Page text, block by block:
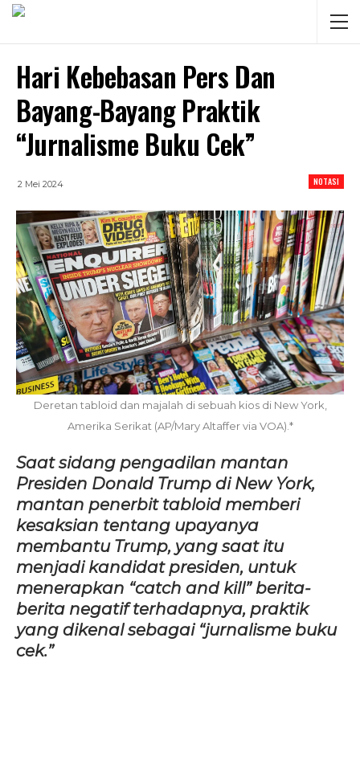
Hari Kebebasan Pers Dan
Bayang-Bayang Praktik
“Jurnalisme Buku Cek”
NOTASI
2 Mei 2024
Deretan tabloid dan majalah di sebuah kios di New York,
Amerika Serikat (AP/Mary Altaffer via VOA).*
Saat sidang pengadilan mantan
Presiden Donald Trump di New York,
mantan penerbit tabloid memberi
kesaksian tentang upayanya
membantu Trump, yang saat itu
menjadi kandidat presiden, untuk
menerapkan “catch and kill” berita-
berita negatif terhadapnya, praktik
yang dikenal sebagai “jurnalisme buku
cek.”